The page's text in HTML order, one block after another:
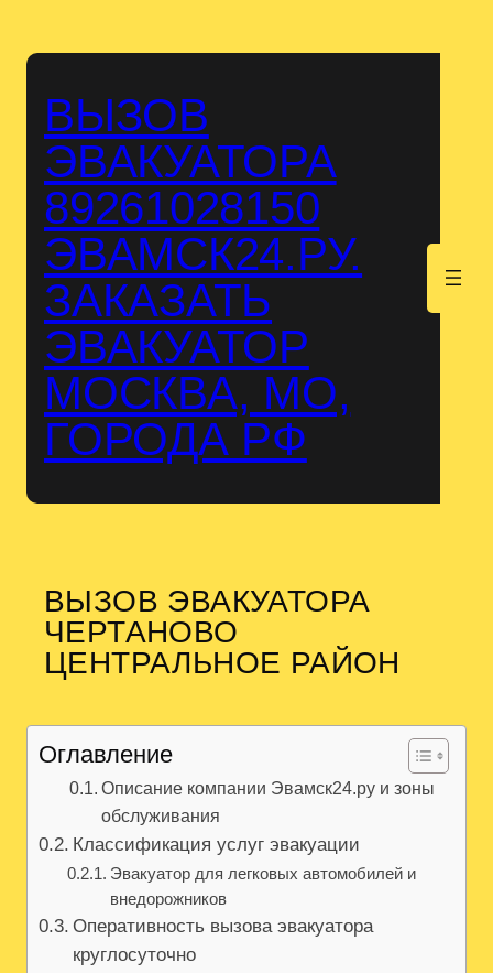
ВЫЗОВ
ЭВАКУАТОРА
89261028150
ЭВАМСК24.РУ.
ЗАКАЗАТЬ
ЭВАКУАТОР
МОСКВА, МО,
ГОРОДА РФ
ВЫЗОВ ЭВАКУАТОРА
ЧЕРТАНОВО
ЦЕНТРАЛЬНОЕ РАЙОН
Оглавление
Описание компании Эвамск24.ру и зоны
обслуживания
Классификация услуг эвакуации
Эвакуатор для легковых автомобилей и
внедорожников
Оперативность вызова эвакуатора
круглосуточно